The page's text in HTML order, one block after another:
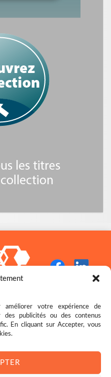
améliorer votre expérience de
publicités ou des contenus
En cliquant sur Accepter, vous
des nouveautés!